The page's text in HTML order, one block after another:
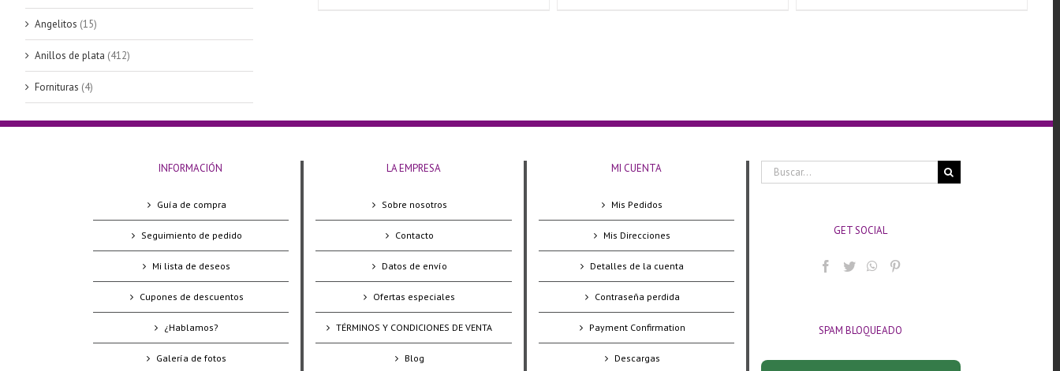
Angelitos (15)
Anillos de plata (412)
Fornituras (4)
INFORMACIÓN
Guía de compra
Seguimiento de pedido
Mi lista de deseos
Cupones de descuentos
¿Hablamos?
Galería de fotos
LA EMPRESA
Sobre nosotros
Contacto
Datos de envío
Ofertas especiales
TÉRMINOS Y CONDICIONES DE VENTA
Blog
MI CUENTA
Mis Pedidos
Mis Direcciones
Detalles de la cuenta
Contraseña perdida
Payment Confirmation
Descargas
Buscar:
GET SOCIAL
SPAM BLOQUEADO